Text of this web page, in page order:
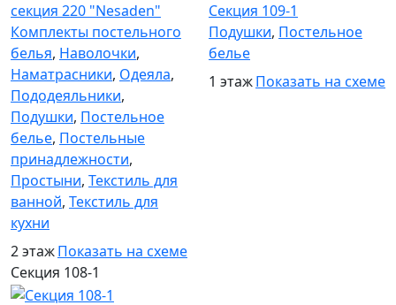
секция 220 "Nesaden"
Комплекты постельного
белья, Наволочки,
Наматрасники, Одеяла,
Пододеяльники,
Подушки, Постельное
белье, Постельные
принадлежности,
Простыни, Текстиль для
ванной, Текстиль для
кухни
2 этажПоказать на схеме
Секция 109-1
Подушки, Постельное
белье
1 этажПоказать на схеме
Секция 108-1